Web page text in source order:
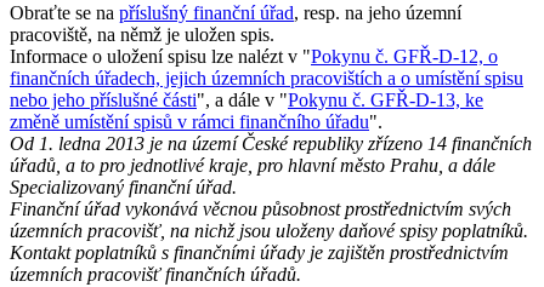
Obraťte se na příslušný finanční úřad, resp. na jeho územní
pracoviště, na němž je uložen spis.
Informace o uložení spisu lze nalézt v "Pokynu č. GFŘ-D-12, o
finančních úřadech, jejich územních pracovištích a o umístění spisu
nebo jeho příslušné části", a dále v "Pokynu č. GFŘ-D-13, ke
změně umístění spisů v rámci finančního úřadu".
Od 1. ledna 2013 je na území České republiky zřízeno 14 finančních
úřadů, a to pro jednotlivé kraje, pro hlavní město Prahu, a dále
Specializovaný finanční úřad.
Finanční úřad vykonává věcnou působnost prostřednictvím svých
územních pracovišť, na nichž jsou uloženy daňové spisy poplatníků.
Kontakt poplatníků s finančními úřady je zajištěn prostřednictvím
územních pracovišť finančních úřadů.